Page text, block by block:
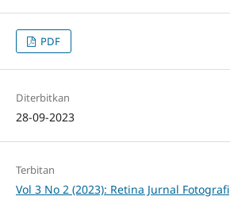
PDF
Diterbitkan
28-09-2023
Terbitan
Vol 3 No 2 (2023): Retina Jurnal Fotografi